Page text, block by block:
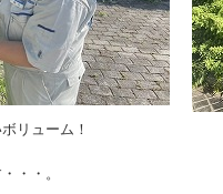
リューム！
・・。